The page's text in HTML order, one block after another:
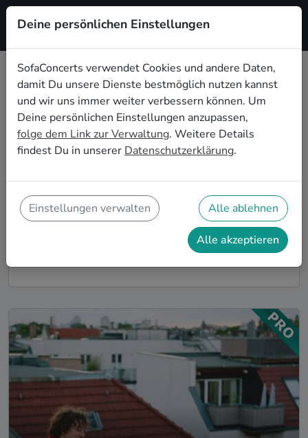
Registrieren
Dein Blues Wohnzimmerkonzert in
Magdeburg
Buche Blues Bands und Musiker*innen für Dein
Wohnzimmerkonzert in Magdeburg! Unsere Live-Acts
Bühne. Auf SofaConcerts findest Du professionelle
Blues Live-Acts, die genau zu Deinen Vorstellungen
und Deinem Wohnzimmerkonzert passen.
So funktioniert's!
Deine persönlichen Einstellungen
SofaConcerts verwendet Cookies und andere Daten,
damit Du unsere Dienste bestmöglich nutzen kannst
und wir uns immer weiter verbessern können. Um
Deine persönlichen Einstellungen anzupassen,
folge dem Link zur Verwaltung. Weitere Details
findest Du in unserer Datenschutzerklärung.
Einstellungen verwalten Alle ablehnen
Alle akzeptieren